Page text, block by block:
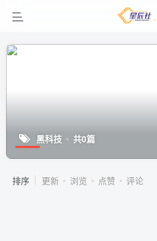
黑科技 共0篇
排序 更新 浏览 点赞 评论